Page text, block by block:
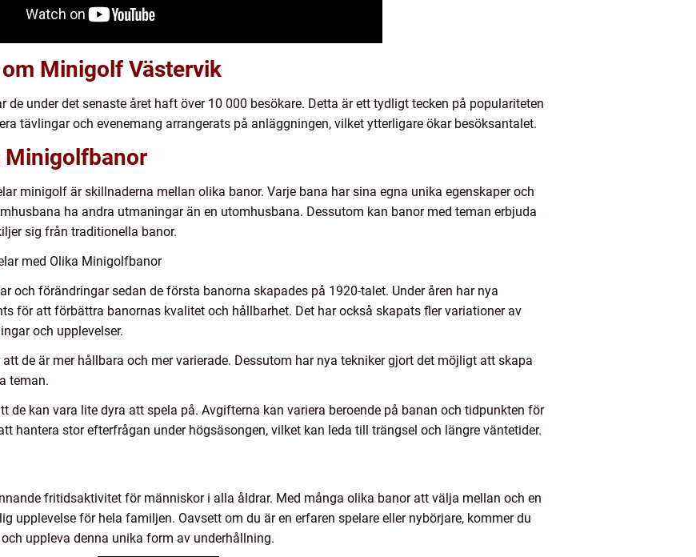
Minigolf Västervik
under det senaste året haft över 10 000 besökare. Detta är ett tydligt tecken på populariteten
tävlingar och evenemang arrangerats på anläggningen, vilket ytterligare ökar besöksantalet.
Minigolfbanor
minigolf är skillnaderna mellan olika banor. Varje bana har sina egna unika egenskaper och
ha andra utmaningar än en utomhusbana. Dessutom kan banor med teman erbjuda
sig från traditionella banor.
med Olika Minigolfbanor
och förändringar sedan de första banorna skapades på 1920-talet. Under åren har nya
för att förbättra banornas kvalitet och hållbarhet. Det har också skapats fler variationer av
och upplevelser.
de är mer hållbara och mer varierade. Dessutom har nya tekniker gjort det möjligt att skapa
teman.
de kan vara lite dyra att spela på. Avgifterna kan variera beroende på banan och tidpunkten för
hantera stor efterfrågan under högsäsongen, vilket kan leda till trängsel och längre väntetider.
fritidsaktivitet för människor i alla åldrar. Med många olika banor att välja mellan och en
upplevelse för hela familjen. Oavsett om du är en erfaren spelare eller nybörjare, kommer du
uppleva denna unika form av underhållning.